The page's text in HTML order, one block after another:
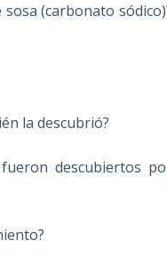
(carbonato
la descubrió?
descubiertos